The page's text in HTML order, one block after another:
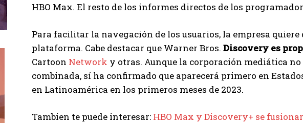
HBO Max. El resto de los informes directos de los
Para facilitar la navegación de los usuarios, la empresa
plataforma. Cabe destacar que Warner Bros. Discovery es
Cartoon Network y otras. Aunque la corporación mediática
combinada, sí ha confirmado que aparecerá primero en
en Latinoamérica en los primeros meses de 2023.
Tambien te puede interesar: HBO Max y Discovery+ se